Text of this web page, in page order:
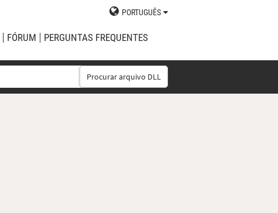
PORTUGUÊS
FÓRUM PERGUNTAS FREQUENTES
Procurar arquivo DLL